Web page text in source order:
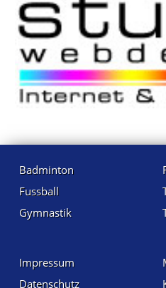
Badminton
Fussball
Gymnastik
Impressum
Datenschutz